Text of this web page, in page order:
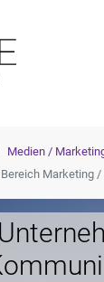
Medien /
Marketing